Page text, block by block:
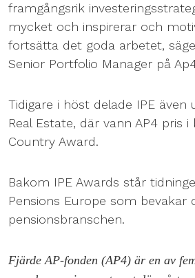
framgångsrik
mycket och inspirerar och
fortsätta det goda arbetet,
Senior Portfolio Manager på
Tidigare i höst delade IPE även
Real Estate, där vann AP4 pris
Country Award.
Bakom IPE Awards står
Pensions Europe som bevakar
pensionsbranschen.
Fjärde AP-fonden (AP4) är en av